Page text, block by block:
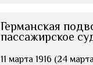
Германская
пассажирское
11 марта 1916 (24